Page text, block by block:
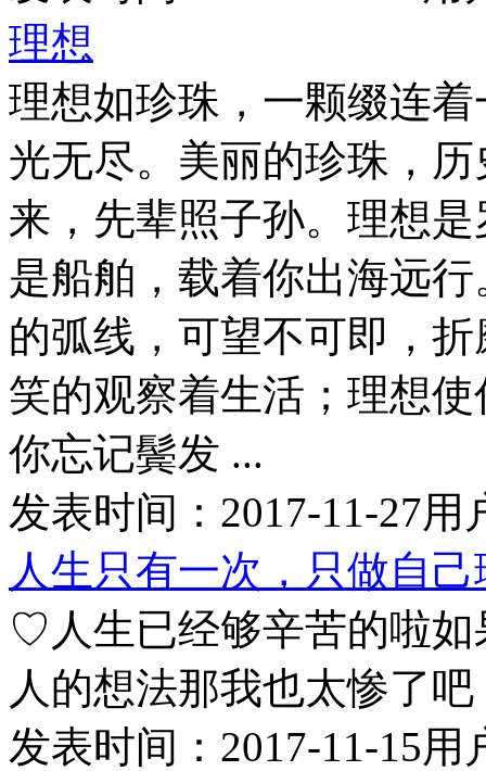
理想
理想如珍珠，一颗缀连
光无尽。美丽的珍珠，
来，先辈照子孙。理想
是船舶，载着你出海远
的弧线，可望不可即，
笑的观察着生活；理想
你忘记鬓发 ...
发表时间： 2017-11-27用
人生只有一次，只做自
♡人生已经够辛苦的啦如
人的想法那我也太惨了吧
发表时间： 2017-11-15用